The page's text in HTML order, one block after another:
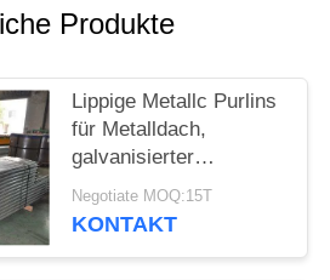
Produkte
Lippige Metallc Purlins
für Metalldach,
galvanisierter
Stahlabschnitt der
purlins-C
Negotiate MOQ:15T
KONTAKT